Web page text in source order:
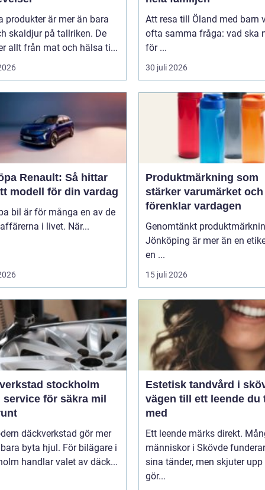
produkter är mer än bara
skaldjur på tallriken. De
allt från mat och hälsa ti...
Att resa till Öland med barn
ofta samma fråga: vad ska
för ...
30 juli 2026
Renault: Så hittar
modell för din vardag
bil är för många en av de
i livet. När...
Produktmärkning som
stärker varumärket och
förenklar vardagen
Genomtänkt
Jönköping är mer än en
en ...
15 juli 2026
stockholm
för säkra mil
däckverkstad gör mer
byta hjul. För bilägare i
handlar valet av däck...
Estetisk tandvård i
vägen till ett leende du
med
Ett leende märks direkt.
människor i Skövde
sina tänder, men skjuter
gör...